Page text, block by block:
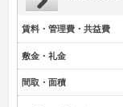
賃料・管理費・共益費
敷金・礼金
間取・面積